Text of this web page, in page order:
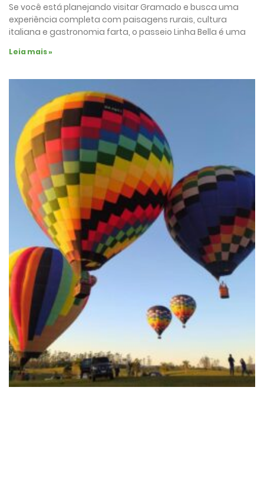
Se você está planejando visitar Gramado e busca uma
experiência completa com paisagens rurais, cultura
italiana e gastronomia farta, o passeio Linha Bella é uma
Leia mais »